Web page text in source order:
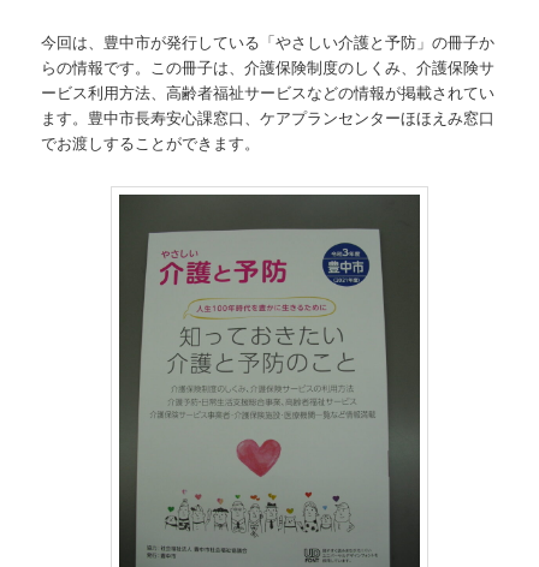
今回は、豊中市が発行している「やさしい介護と予防」の冊子か
らの情報です。この冊子は、介護保険制度のしくみ、介護保険サ
ービス利用方法、高齢者福祉サービスなどの情報が掲載されてい
ます。豊中市長寿安心課窓口、ケアプランセンターほほえみ窓口
でお渡しすることができます。